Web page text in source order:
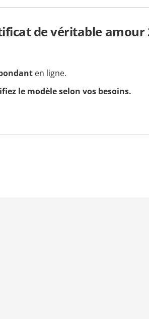
de véritable amour
en ligne.
le modèle selon vos besoins.